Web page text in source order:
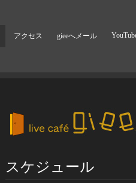
アクセス gieeへメール
スケジュール